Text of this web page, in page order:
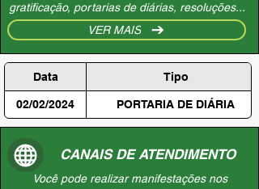
gratificação, portarias de diárias, resoluções...
VER MAIS
Data Tipo
02/02/2024 PORTARIA DE DIÁRIA
CANAIS DE ATENDIMENTO
Você pode realizar manifestações nos